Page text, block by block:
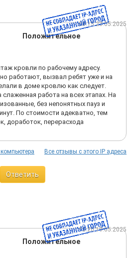
00:15 23.05.2025
Положительное
кровли по рабочему адресу.
работают, вызвал ребят уже и на
в доме кровлю как следует.
работа на всех этапах. На
без непонятных пауз и
По стоимости адекватно, тем
доработок, перерасхода
Все отзывы с этого IP адреса
Ответить
15:20 19.05.2025
Положительное